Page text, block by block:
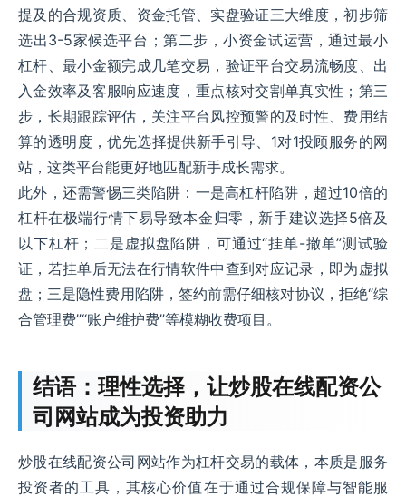
提及的合规资质、资金托管、实盘验证三大维度，初步筛
选出3-5家候选平台；第二步，小资金试运营，通过最小
杠杆、最小金额完成几笔交易，验证平台交易流畅度、出
入金效率及客服响应速度，重点核对交割单真实性；第三
步，长期跟踪评估，关注平台风控预警的及时性、费用结
算的透明度，优先选择提供新手引导、1对1投顾服务的网
站，这类平台能更好地匹配新手成长需求。
此外，还需警惕三类陷阱：一是高杠杆陷阱，超过10倍的
杠杆在极端行情下易导致本金归零，新手建议选择5倍及
以下杠杆；二是虚拟盘陷阱，可通过“挂单-撤单”测试验
证，若挂单后无法在行情软件中查到对应记录，即为虚拟
盘；三是隐性费用陷阱，签约前需仔细核对协议，拒绝“综
合管理费”“账户维护费”等模糊收费项目。
结语：理性选择，让炒股在线配资公
司网站成为投资助力
炒股在线配资公司网站作为杠杆交易的载体，本质是服务
投资者的工具，其核心价值在于通过合规保障与智能服